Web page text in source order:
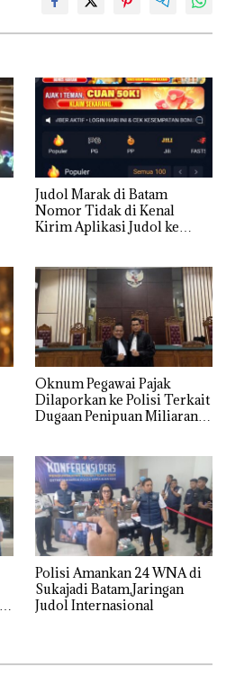
Judol Marak di Batam
Nomor Tidak di Kenal
Kirim Aplikasi Judol ke
Oknum Pegawai Pajak
Dilaporkan ke Polisi Terkait
Dugaan Penipuan Miliaran
Polisi Amankan 24 WNA di
Sukajadi Batam,Jaringan
Judol Internasional